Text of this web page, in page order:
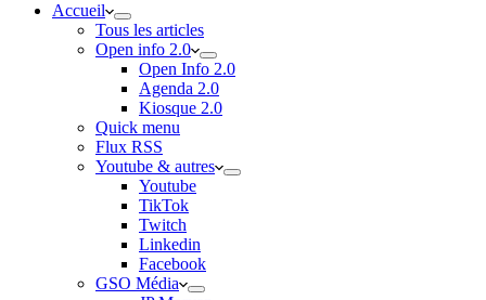
Accueil
Tous les articles
Open info 2.0
Open Info 2.0
Agenda 2.0
Kiosque 2.0
Quick menu
Flux RSS
Youtube & autres
Youtube
TikTok
Twitch
Linkedin
Facebook
GSO Média